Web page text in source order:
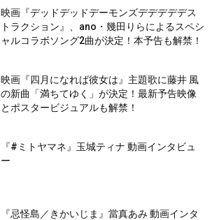
映画『デッドデッドデーモンズデデデデデス
トラクション』、ano・幾田りらによるスペシ
ャルコラボソング2曲が決定！本予告も解禁！
映画『四月になれば彼女は』主題歌に藤井 風
の新曲「満ちてゆく」が決定！最新予告映像
とポスタービジュアルも解禁！
『#ミトヤマネ』玉城ティナ 動画インタビュ
ー
『忌怪島／きかいじま』當真あみ 動画インタ